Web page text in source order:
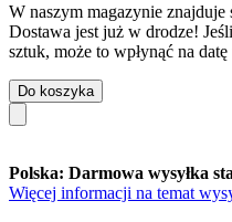
W naszym magazynie
Dostawa jest już w drodze!
sztuk, może to wpłynąć na
Do koszyka
Polska: Darmowa wysyłka
Więcej informacji na temat